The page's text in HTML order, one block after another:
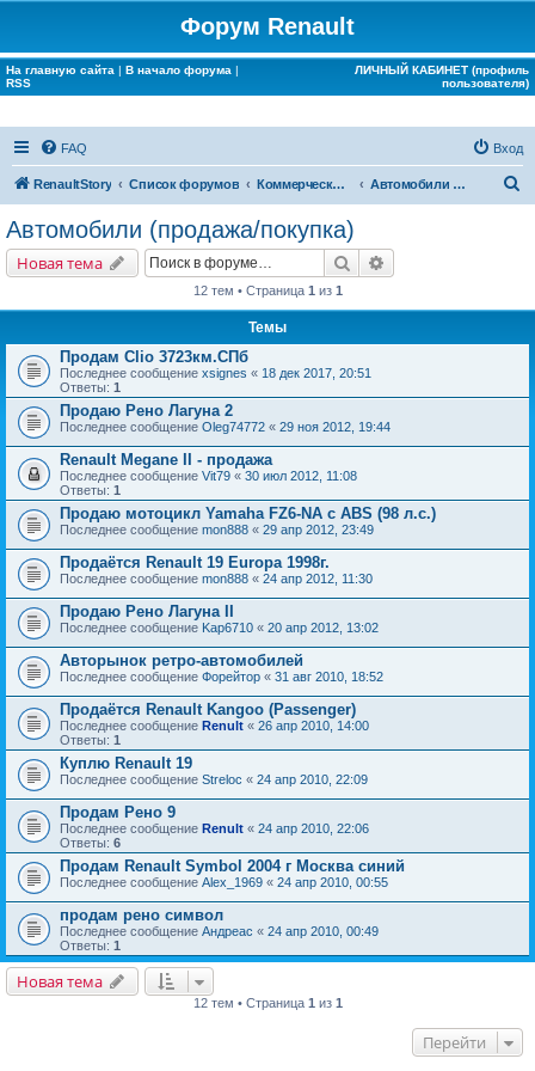
Форум Renault
На главную сайта | В начало форума |
RSS
ЛИЧНЫЙ КАБИНЕТ (профиль
пользователя)
FAQ Вход
RenaultStory Список форумов Коммерческие разделы Автомобили (продажа/покупка)
Автомобили (продажа/покупка)
Новая тема Поиск
12 тем • Страница 1 из 1
Темы
Продам Clio 3723км.СПб
Последнее сообщение xsignes « 18 дек 2017, 20:51
Ответы: 1
Продаю Рено Лагуна 2
Последнее сообщение Oleg74772 « 29 ноя 2012, 19:44
Renault Megane II - продажа
Последнее сообщение Vit79 « 30 июл 2012, 11:08
Ответы: 1
Продаю мотоцикл Yamaha FZ6-NA с ABS (98 л.с.)
Последнее сообщение mon888 « 29 апр 2012, 23:49
Продаётся Renault 19 Europa 1998г.
Последнее сообщение mon888 « 24 апр 2012, 11:30
Продаю Рено Лагуна II
Последнее сообщение Kap6710 « 20 апр 2012, 13:02
Авторынок ретро-автомобилей
Последнее сообщение Форейтор « 31 авг 2010, 18:52
Продаётся Renault Kangoo (Passenger)
Последнее сообщение Renult « 26 апр 2010, 14:00
Ответы: 1
Куплю Renault 19
Последнее сообщение Streloc « 24 апр 2010, 22:09
Продам Рено 9
Последнее сообщение Renult « 24 апр 2010, 22:06
Ответы: 6
Продам Renault Symbol 2004 г Москва синий
Последнее сообщение Alex_1969 « 24 апр 2010, 00:55
продам рено символ
Последнее сообщение Андреас « 24 апр 2010, 00:49
Ответы: 1
Новая тема
12 тем • Страница 1 из 1
Перейти